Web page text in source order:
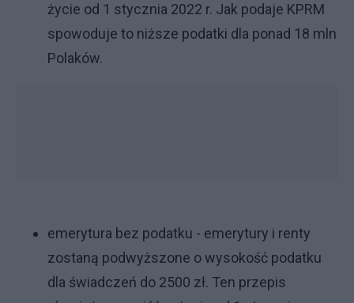
życie od 1 stycznia 2022 r. Jak podaje KPRM
spowoduje to niższe podatki dla ponad 18 mln
Polaków.
emerytura bez podatku - emerytury i renty
zostaną podwyższone o wysokość podatku
dla świadczeń do 2500 zł. Ten przepis